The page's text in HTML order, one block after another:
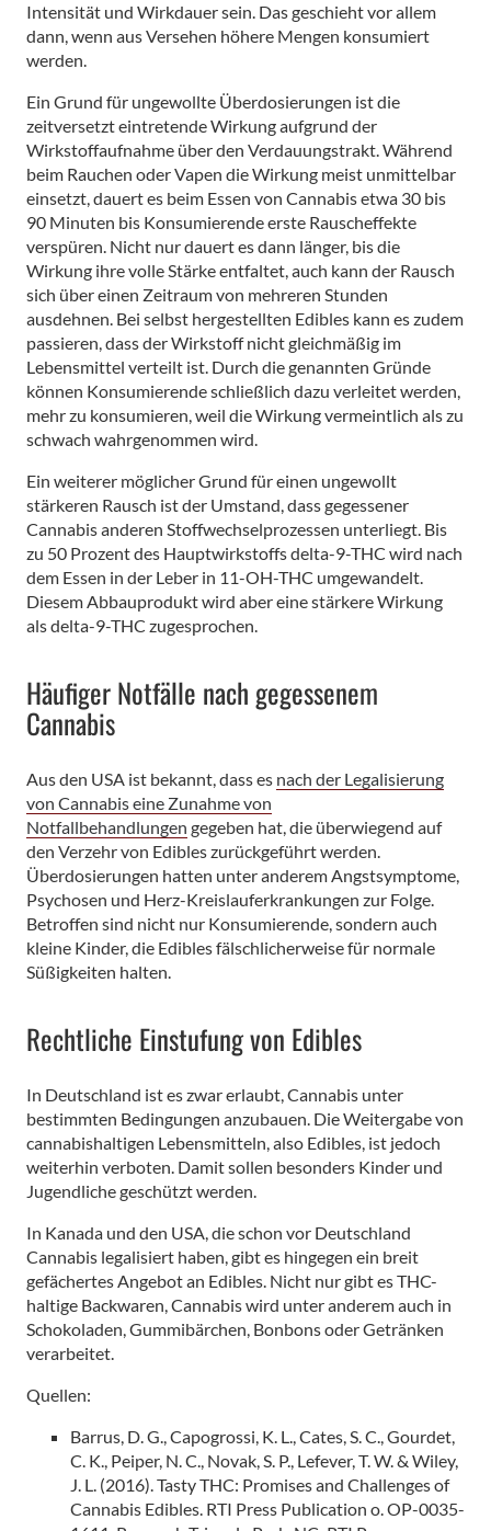
Intensität und Wirkdauer sein. Das geschieht vor allem
dann, wenn aus Versehen höhere Mengen konsumiert
werden.
Ein Grund für ungewollte Überdosierungen ist die
zeitversetzt eintretende Wirkung aufgrund der
Wirkstoffaufnahme über den Verdauungstrakt. Während
beim Rauchen oder Vapen die Wirkung meist unmittelbar
einsetzt, dauert es beim Essen von Cannabis etwa 30 bis
90 Minuten bis Konsumierende erste Rauscheffekte
verspüren. Nicht nur dauert es dann länger, bis die
Wirkung ihre volle Stärke entfaltet, auch kann der Rausch
sich über einen Zeitraum von mehreren Stunden
ausdehnen. Bei selbst hergestellten Edibles kann es zudem
passieren, dass der Wirkstoff nicht gleichmäßig im
Lebensmittel verteilt ist. Durch die genannten Gründe
können Konsumierende schließlich dazu verleitet werden,
mehr zu konsumieren, weil die Wirkung vermeintlich als zu
schwach wahrgenommen wird.
Ein weiterer möglicher Grund für einen ungewollt
stärkeren Rausch ist der Umstand, dass gegessener
Cannabis anderen Stoffwechselprozessen unterliegt. Bis
zu 50 Prozent des Hauptwirkstoffs delta-9-THC wird nach
dem Essen in der Leber in 11-OH-THC umgewandelt.
Diesem Abbauprodukt wird aber eine stärkere Wirkung
als delta-9-THC zugesprochen.
Häufiger Notfälle nach gegessenem
Cannabis
Aus den USA ist bekannt, dass es nach der Legalisierung
von Cannabis eine Zunahme von
Notfallbehandlungen gegeben hat, die überwiegend auf
den Verzehr von Edibles zurückgeführt werden.
Überdosierungen hatten unter anderem Angstsymptome,
Psychosen und Herz-Kreislauferkrankungen zur Folge.
Betroffen sind nicht nur Konsumierende, sondern auch
kleine Kinder, die Edibles fälschlicherweise für normale
Süßigkeiten halten.
Rechtliche Einstufung von Edibles
In Deutschland ist es zwar erlaubt, Cannabis unter
bestimmten Bedingungen anzubauen. Die Weitergabe von
cannabishaltigen Lebensmitteln, also Edibles, ist jedoch
weiterhin verboten. Damit sollen besonders Kinder und
Jugendliche geschützt werden.
In Kanada und den USA, die schon vor Deutschland
Cannabis legalisiert haben, gibt es hingegen ein breit
gefächertes Angebot an Edibles. Nicht nur gibt es THC-
haltige Backwaren, Cannabis wird unter anderem auch in
Schokoladen, Gummibärchen, Bonbons oder Getränken
verarbeitet.
Quellen:
Barrus, D. G., Capogrossi, K. L., Cates, S. C., Gourdet,
C. K., Peiper, N. C., Novak, S. P., Lefever, T. W. & Wiley,
J. L. (2016). Tasty THC: Promises and Challenges of
Cannabis Edibles. RTI Press Publication o. OP-0035-